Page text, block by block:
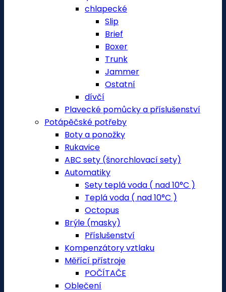
chlapecké
Slip
Brief
Boxer
Trunk
Jammer
Ostatní
dívčí
Plavecké pomůcky a příslušenství
Potápěčské potřeby
Boty a ponožky
Rukavice
ABC sety (šnorchlovací sety)
Automatiky
Sety teplá voda ( nad 10°C )
Teplá voda ( nad 10°C )
Octopus
Brýle (masky)
Příslušenství
Kompenzátory vztlaku
Měřící přístroje
POČÍTAČE
Oblečení